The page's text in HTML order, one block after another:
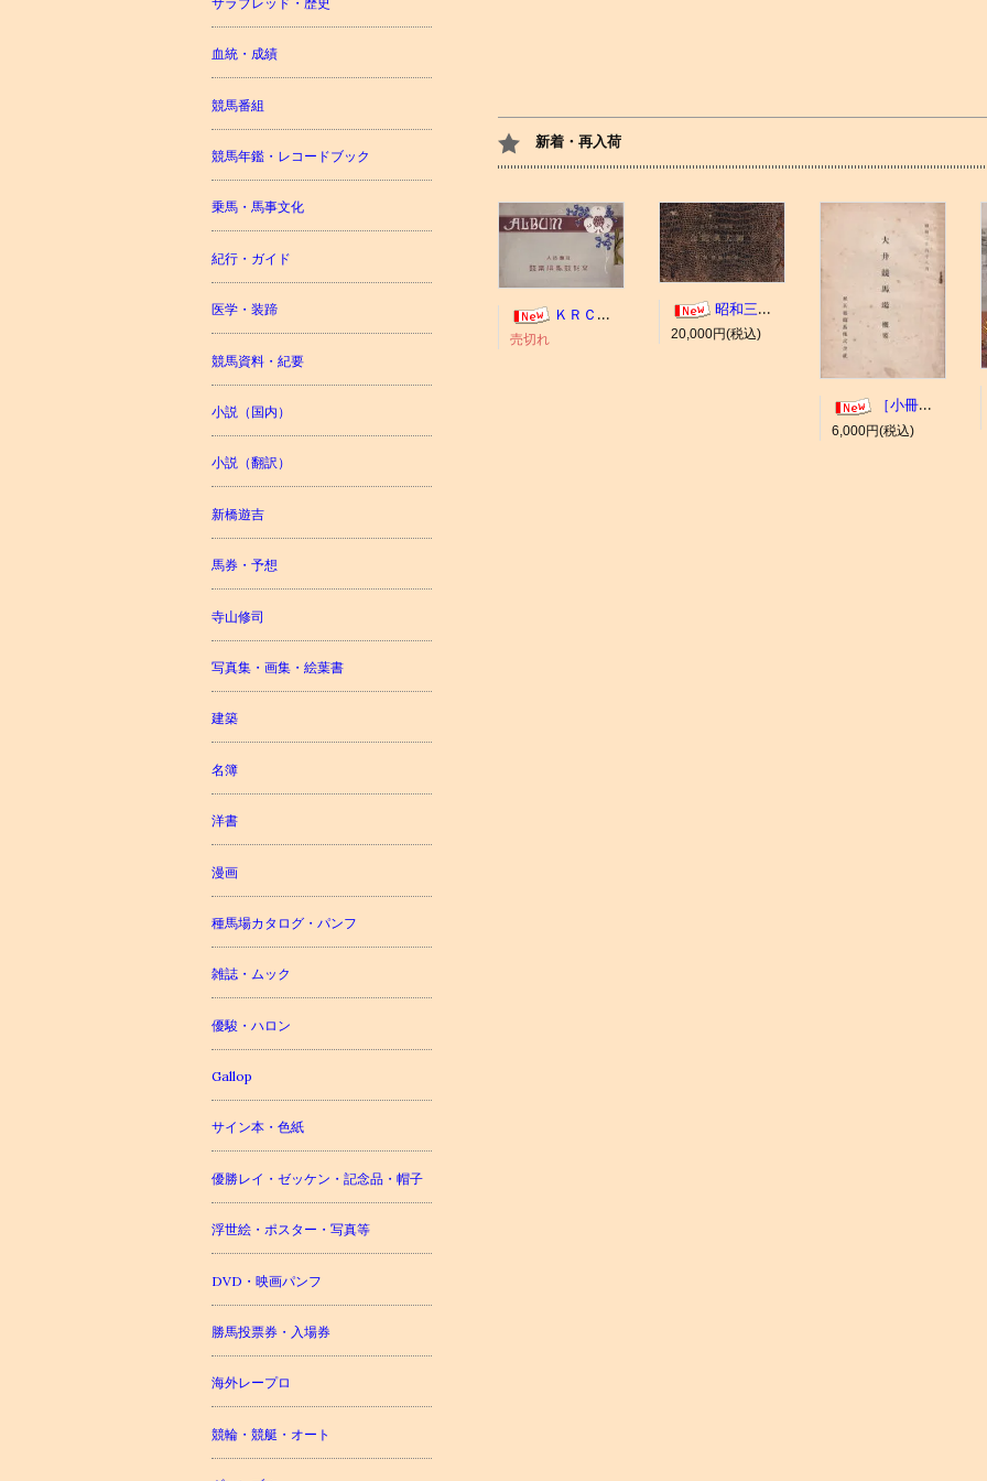
新着・再入荷
ＫＲＣ ＡＬＢＵＭ（京都競馬場写真帖）
売切れ
昭和三年十一月 御大典記念
20,000円(税込)
［小冊子］大井競馬場 概要
6,000円(税込)
血統・成績
競馬番組
競馬年鑑・レコードブック
乗馬・馬事文化
紀行・ガイド
医学・装蹄
競馬資料・紀要
小説（国内）
小説（翻訳）
新橋遊吉
馬券・予想
寺山修司
写真集・画集・絵葉書
建築
名簿
洋書
漫画
種馬場カタログ・パンフ
雑誌・ムック
優駿・ハロン
Gallop
サイン本・色紙
優勝レイ・ゼッケン・記念品・帽子
浮世絵・ポスター・写真等
DVD・映画パンフ
勝馬投票券・入場券
海外レープロ
競輪・競艇・オート